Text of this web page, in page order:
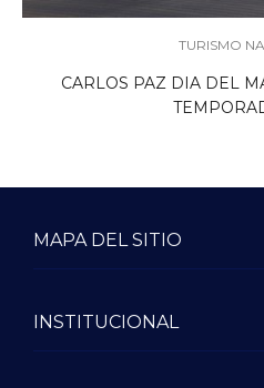
TURISMO
CARLOS PAZ DIA DEL
MAPA DEL SITIO
INSTITUCIONAL